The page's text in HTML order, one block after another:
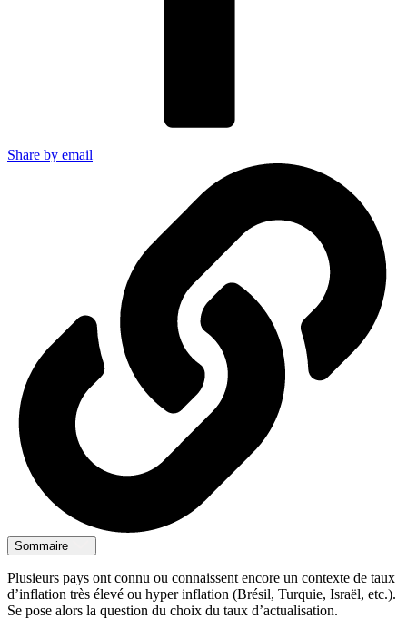
Share by email
Sommaire
Plusieurs pays ont connu ou connaissent encore un contexte de taux
d’inflation très élevé ou hyper inflation (Brésil, Turquie, Israël, etc.).
Se pose alors la question du choix du taux d’actualisation.